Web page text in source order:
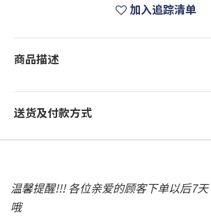
加入追踪清单
商品描述
送货及付款方式
温馨提醒!!! 各位亲爱的顾客下单以后7
哦